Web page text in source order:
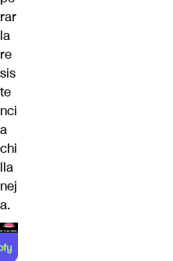
rar
la
re
sis
te
nci
a
chi
lla
nej
a.